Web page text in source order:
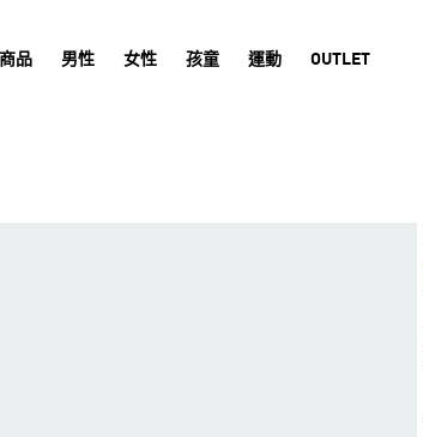
品 男性 女性 孩童 運動 OUTLET